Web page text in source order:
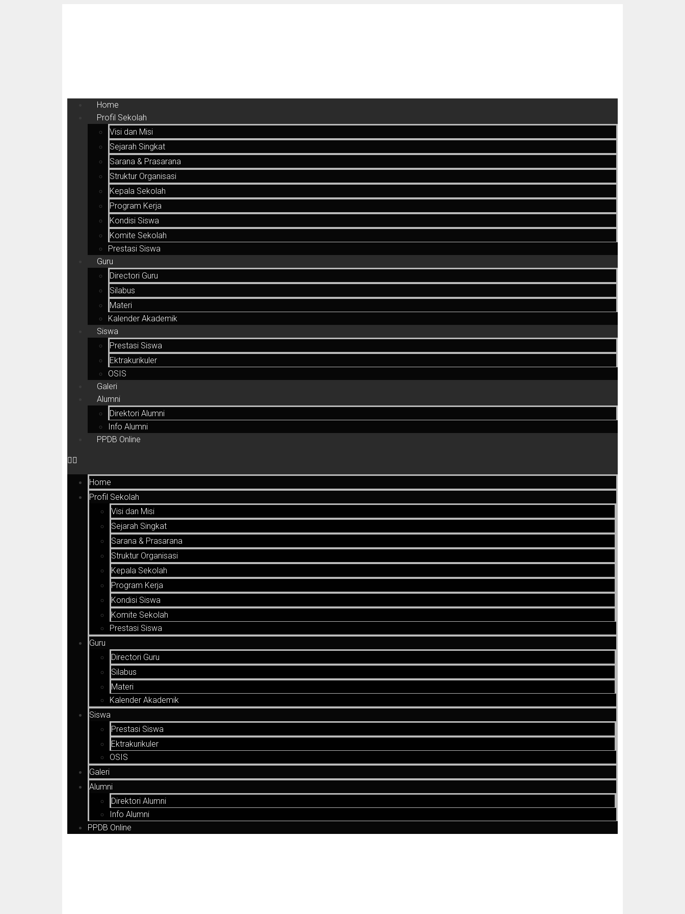
Home
Profil Sekolah
Visi dan Misi
Sejarah Singkat
Sarana & Prasarana
Struktur Organisasi
Kepala Sekolah
Program Kerja
Kondisi Siswa
Komite Sekolah
Prestasi Siswa
Guru
Directori Guru
Silabus
Materi
Kalender Akademik
Siswa
Prestasi Siswa
Ektrakurikuler
OSIS
Galeri
Alumni
Direktori Alumni
Info Alumni
PPDB Online
Home
Profil Sekolah
Visi dan Misi
Sejarah Singkat
Sarana & Prasarana
Struktur Organisasi
Kepala Sekolah
Program Kerja
Kondisi Siswa
Komite Sekolah
Prestasi Siswa
Guru
Directori Guru
Silabus
Materi
Kalender Akademik
Siswa
Prestasi Siswa
Ektrakurikuler
OSIS
Galeri
Alumni
Direktori Alumni
Info Alumni
PPDB Online